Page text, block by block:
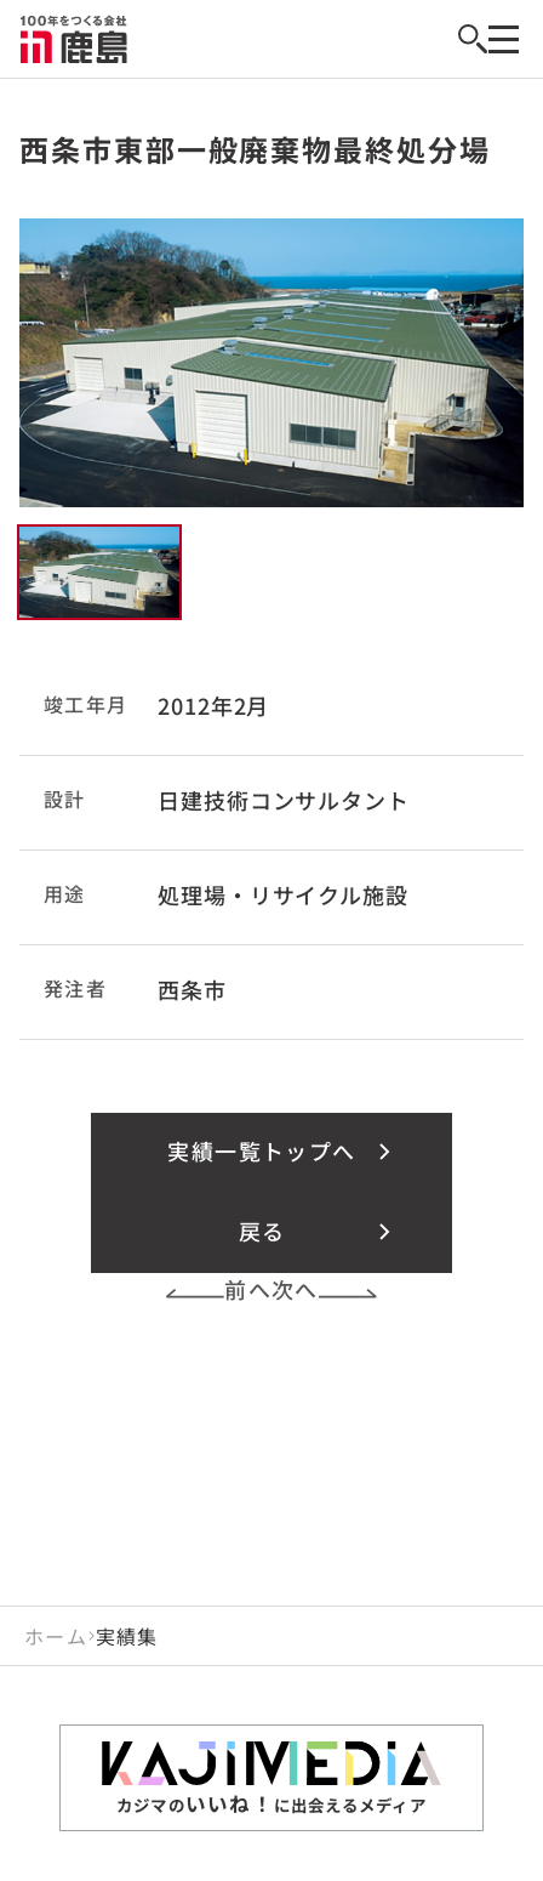
西条市東部一般廃棄物最終処分場
竣工年月 2012年2月
設計 日建技術コンサルタント
用途 処理場・リサイクル施設
発注者 西条市
実績一覧トップへ
戻る
前へ次へ
ホーム 実績集
カジマのいいね！ に出会えるメディア